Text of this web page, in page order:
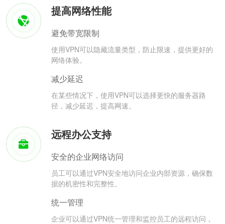
提高网络性能
避免带宽限制
使用VPN可以隐藏流量类型，防止限速，提供更好的
网络体验。
减少延迟
在某些情况下，使用VPN可以选择更快的服务器路
径，减少延迟，提高网速。
远程办公支持
安全的企业网络访问
员工可以通过VPN安全地访问企业内部资源，确保数
据的机密性和完整性。
统一管理
企业可以通过VPN统一管理和监控员工的远程访问，